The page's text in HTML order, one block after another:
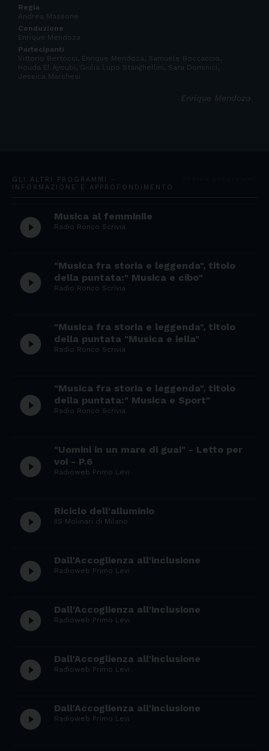
Regia
Andrea Massone
Conduzione
Enrique Mendoza
Partecipanti
Vittorio Bertocci, Enrique Mendoza, Samuele Boccaccio,
Houda El Ayoubi, Giulia Lupo Stanghellini, Sara Dominici,
Jessica Marchesi
Enrique Mendoza
GLI ALTRI PROGRAMMI -
INFORMAZIONE E APPROFONDIMENTO
play_circle_filled Musica al femminile
Radio Ronco Scrivia
play_circle_filled
"Musica fra storia e leggenda", titolo
della puntata:" Musica e cibo"
Radio Ronco Scrivia
play_circle_filled
"Musica fra storia e leggenda", titolo
della puntata "Musica e iella"
Radio Ronco Scrivia
play_circle_filled
"Musica fra storia e leggenda", titolo
della puntata:" Musica e Sport"
Radio Ronco Scrivia
play_circle_filled
"Uomini in un mare di guai" - Letto per
voi - P.6
Radioweb Primo Levi
play_circle_filled Riciclo dell'alluminio
IIS Molinari di Milano
play_circle_filled Dall'Accoglienza all'inclusione
Radioweb Primo Levi
play_circle_filled Dall'Accoglienza all'inclusione
Radioweb Primo Levi
play_circle_filled Dall'Accoglienza all'inclusione
Radioweb Primo Levi
play_circle_filled Dall'Accoglienza all'inclusione
Radioweb Primo Levi